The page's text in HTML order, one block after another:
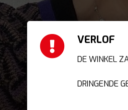
VERLOF
DE WINKEL
DRINGENDE